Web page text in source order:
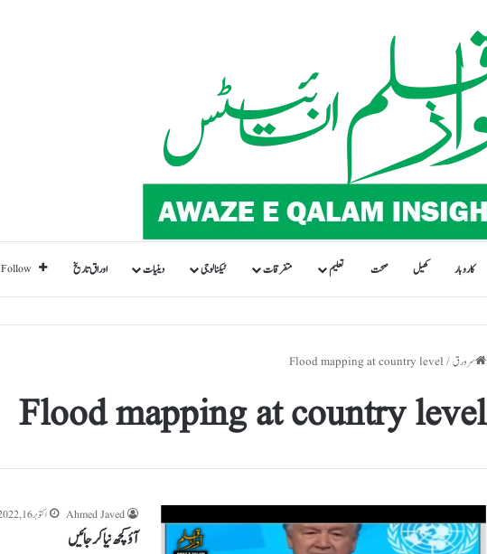
کاروبار کھیل صحت تعلیم متفرقات ٹیکنالوجی دینیات اوراق تاریخ Follow
سرورق/
Flood mapping at country level
Flood mapping at country level
Ahmed Javed اکتوبر 16, 2022
آؤ کچھ نیا کر جائیں